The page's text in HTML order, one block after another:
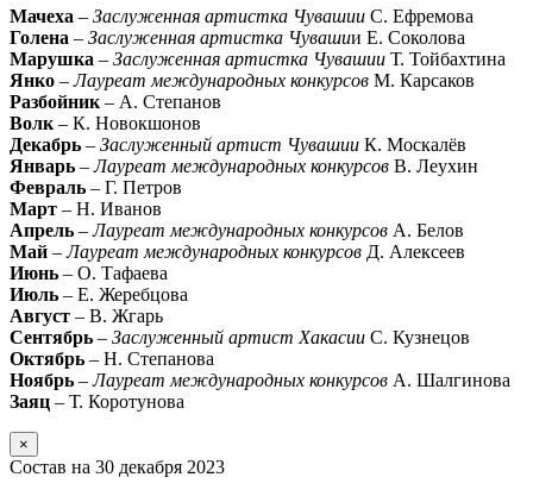
Мачеха – Заслуженная артистка Чувашии С. Ефремова
Голена – Заслуженная артистка Чувашии Е. Соколова
Марушка – Заслуженная артистка Чувашии Т. Тойбахтина
Янко –Лауреат международных конкурсов М. Карсаков
Разбойник – А. Степанов
Волк – К. Новокшонов
Декабрь – Заслуженный артист Чувашии К. Москалёв
Январь –Лауреат международных конкурсов В. Леухин
Февраль – Г. Петров
Март – Н. Иванов
Апрель –Лауреат международных конкурсов А. Белов
Май –Лауреат международных конкурсов Д. Алексеев
Июнь – О. Тафаева
Июль – Е. Жеребцова
Август – В. Жгарь
Сентябрь – Заслуженный артист Хакасии С. Кузнецов
Октябрь – Н. Степанова
Ноябрь –Лауреат международных конкурсов А. Шалгинова
Заяц – Т. Коротунова
×
Состав на 30 декабря 2023